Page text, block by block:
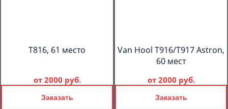
T816, 61 место
от 2000 руб.
Заказать
Van Hool T916/T917 Astron,
60 мест
от 2000 руб.
Заказать